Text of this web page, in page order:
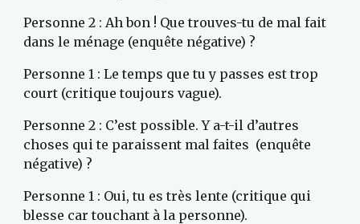
Personne 2 : Ah bon ! Que trouves-tu de mal fait
dans le ménage (enquête négative) ?
Personne 1 : Le temps que tu y passes est trop
court (critique toujours vague).
Personne 2 : C’est possible. Y a-t-il d’autres
choses qui te paraissent mal faites  (enquête
négative) ?
Personne 1 : Oui, tu es très lente (critique qui
blesse car touchant à la personne).